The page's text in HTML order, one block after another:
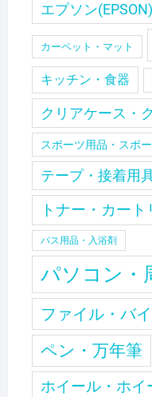
エプソン
カーペット・マット
キッチン・食器
クリアケース・
スポーツ用品・スポ
テープ・接着用
トナー・カート
バス用品・入浴剤
パソコン・
ファイル・バ
ペン・万年筆
ホイール・ホイ